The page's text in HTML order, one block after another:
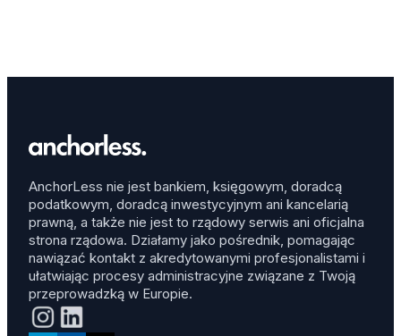
AnchorLess nie jest bankiem, księgowym, doradcą
podatkowym, doradcą inwestycyjnym ani kancelarią
prawną, a także nie jest to rządowy serwis ani oficjalna
strona rządowa. Działamy jako pośrednik, pomagając
nawiązać kontakt z akredytowanymi profesjonalistami i
ułatwiając procesy administracyjne związane z Twoją
przeprowadzką w Europie.